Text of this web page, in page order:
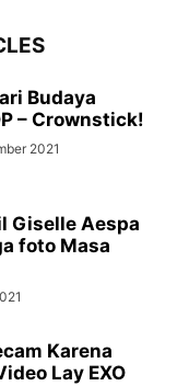
Budaya
– Crownstick!
2021
Giselle Aespa
foto Masa
Karena
Lay EXO